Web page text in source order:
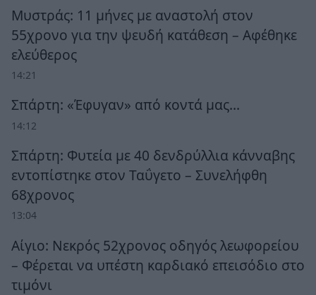
Μυστράς: 11 μήνες με αναστολή στον
55χρονο για την ψευδή κατάθεση – Αφέθηκε
ελεύθερος
14:21
Σπάρτη: «Έφυγαν» από κοντά μας…
14:12
Σπάρτη: Φυτεία με 40 δενδρύλλια κάνναβης
εντοπίστηκε στον Ταΰγετο – Συνελήφθη
68χρονος
13:04
Αίγιο: Νεκρός 52χρονος οδηγός λεωφορείου
– Φέρεται να υπέστη καρδιακό επεισόδιο στο
τιμόνι